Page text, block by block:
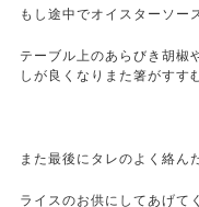
もし途中でオイスターソー
テーブル上のあらびき胡椒
しが良くなりまた箸がすす
また最後にタレのよく絡ん
ライスのお供にしてあげて